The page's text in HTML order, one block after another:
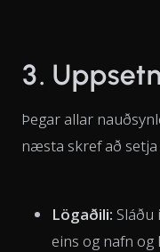
3.
Þegar allar
næsta skref að
Lögaðili:
eins og nafn og